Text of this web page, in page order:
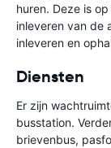
huren. Deze is
inleveren van de
inleveren en
Diensten
Er zijn
busstation.
brievenbus,